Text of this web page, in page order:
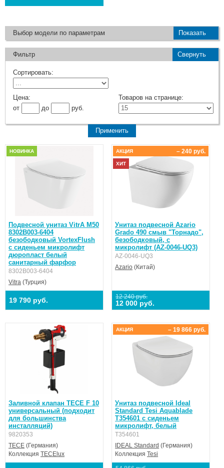
Выбор модели по параметрам Показать
Фильтр Свернуть
Сортировать:
Цена:
от
до руб.
Товаров на странице:
Подвесной унитаз VitrA M50
8302B003-6404
безободковый VortexFlush
с сиденьем микролифт
дюропласт белый
санитарный фарфор
8302B003-6404
Vitra (Турция)
19 790 руб.
НОВИНКА
Унитаз подвесной Azario
Grado 490 смыв "Торнадо",
безободковый, с
микролифт (AZ-0046-UQ3)
AZ-0046-UQ3
Azario (Китай)
12 240 руб.
12 000 руб.
– 240 руб.
АКЦИЯ
ХИТ
Заливной клапан TECE F 10
универсальный (подходит
для большинства
инсталляций)
9820353
TECE (Германия)
Коллекция TECElux
Унитаз подвесной Ideal
Standard Tesi Aquablade
T354601 с сиденьем
микролифт, белый
T354601
IDEAL Standard (Германия)
КоллекцияTesi
– 19 866 руб.
АКЦИЯ